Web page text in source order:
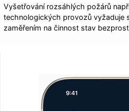
Vyšetřování rozsáhlých požárů
technologických provozů vyžaduje
zaměřením na činnost stav